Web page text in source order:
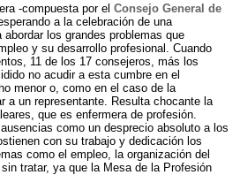
-compuesta por el Consejo General de
a la celebración de una
los grandes problemas que
y su desarrollo profesional. Cuando
11 de los 17 consejeros, más los
no acudir a esta cumbre en el
menor o, como en el caso de la
a un representante. Resulta chocante la
que es enfermera de profesión.
como un desprecio absoluto a los
con su trabajo y dedicación los
como el empleo, la organización del
tratar, ya que la Mesa de la Profesión